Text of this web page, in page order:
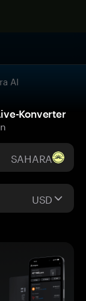
AI
Konverter
SAHARA
USD